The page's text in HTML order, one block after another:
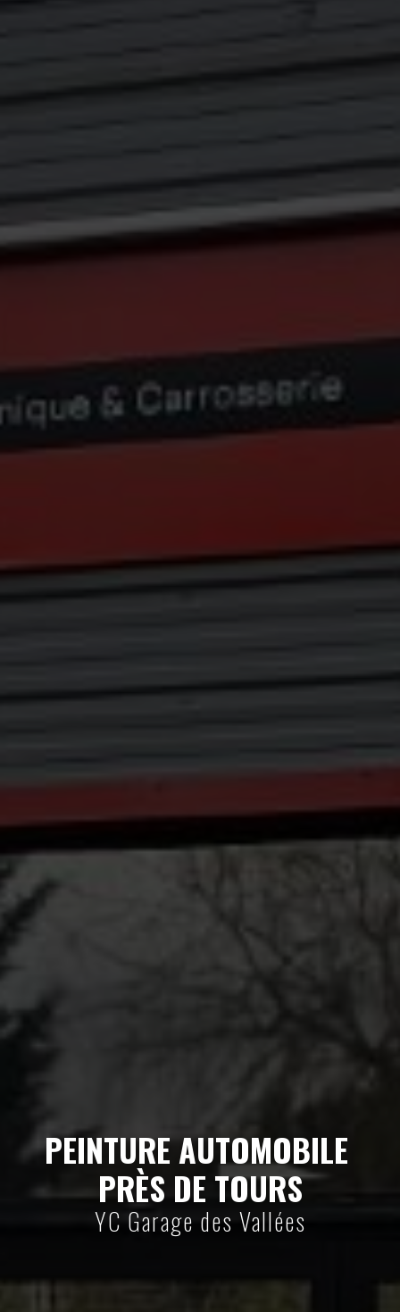
PEINTURE AUTOMOBILE
PRÈS DE TOURS
YC Garage des Vallées